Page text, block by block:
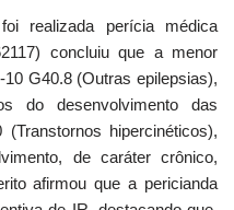
realizada perícia médica
concluiu que a menor
G40.8 (Outras epilepsias),
do desenvolvimento das
hipercinéticos),
de caráter crônico,
afirmou que a pericianda